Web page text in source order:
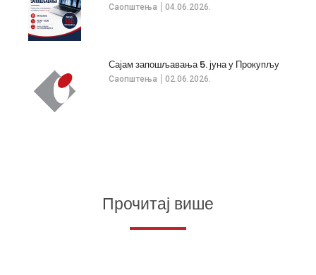
Саопштења 04.06.2026.
Саопштења 02.06.2026.
Сајам запошљавања 5. јуна у Прокупљу
Прочитај више